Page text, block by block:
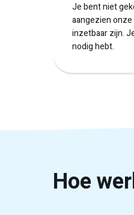
Je bent niet
aangezien
inzetbaar zijn.
nodig hebt.
Hoe